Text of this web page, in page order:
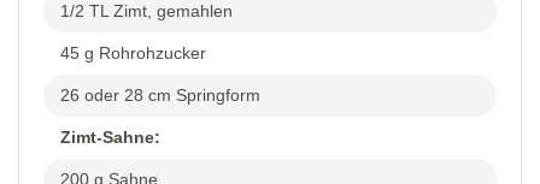
1/2 TL Zimt, gemahlen
45 g Rohrohzucker
26 oder 28 cm Springform
Zimt-Sahne:
200 g Sahne